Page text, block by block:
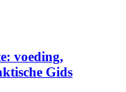
voeding,
Gids